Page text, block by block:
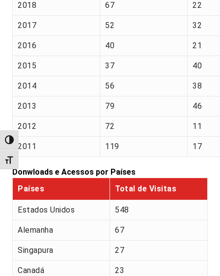
Alternar alto contraste
Alternar tamanho da fonte
2018 67 22
2017 52 32
2016 40 21
2015 37 40
2014 56 38
2013 79 46
2012 72 11
2011 119 17
Donwloads e Acessos por Países
Países
Total de Visitas
Estados Unidos 548
Alemanha 67
Singapura 27
Canadá 23